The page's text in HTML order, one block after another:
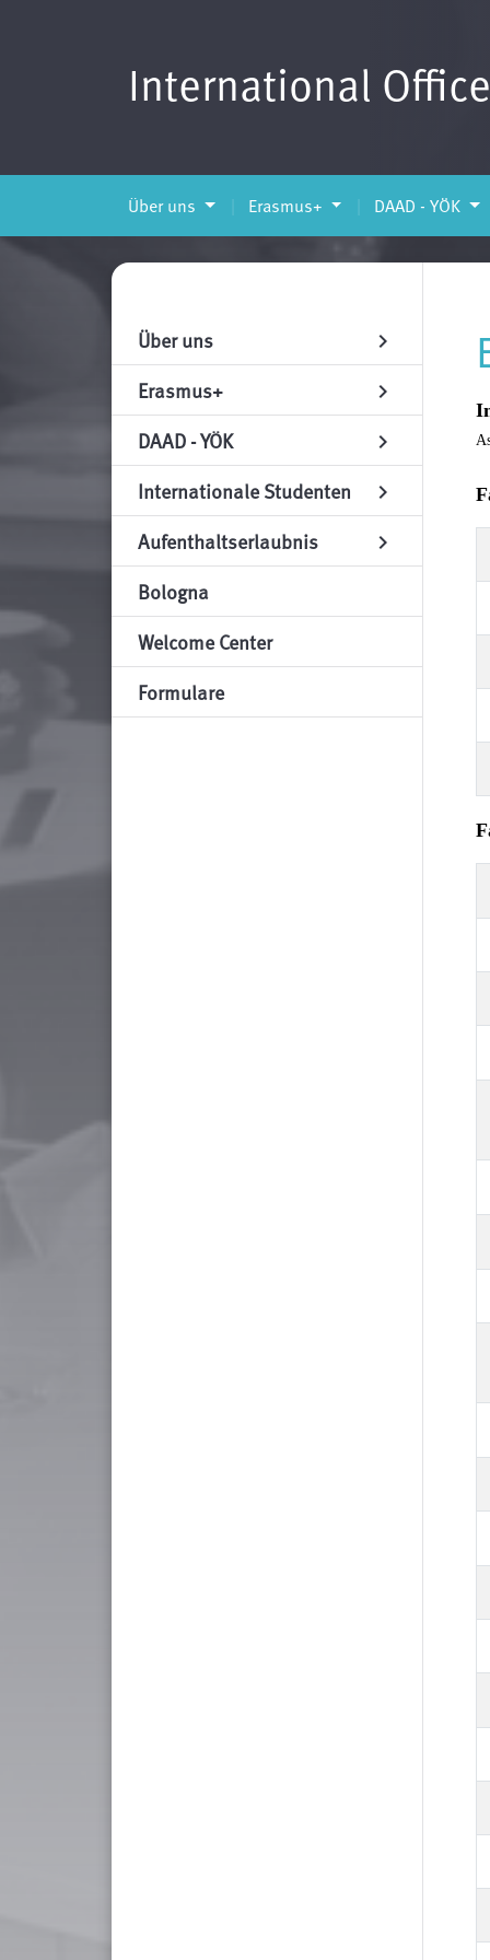
International Office
Über uns Erasmus+ DAAD - YÖK
Über uns chevron_right
Erasmus+ chevron_right
DAAD - YÖK chevron_right
Internationale Studenten chevron_right
Aufenthaltserlaubnis chevron_right
Bologna
Welcome Center
Formulare